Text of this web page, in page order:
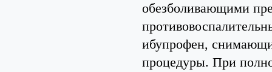
обезболивающими
ибупрофен,
процедуры. При